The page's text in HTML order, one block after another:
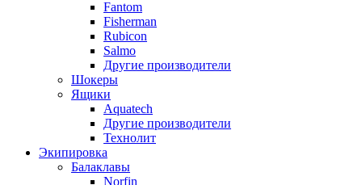
Fantom
Fisherman
Rubicon
Salmo
Другие производители
Шокеры
Ящики
Aquatech
Другие производители
Технолит
Экипировка
Балаклавы
Norfin